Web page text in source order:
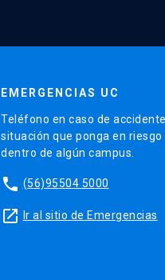
EMERGENCIAS UC
Teléfono en caso de
situación que ponga en riesgo
dentro de algún campus.
phone (56)95504 5000
launch Ir al sitio de Emergencias